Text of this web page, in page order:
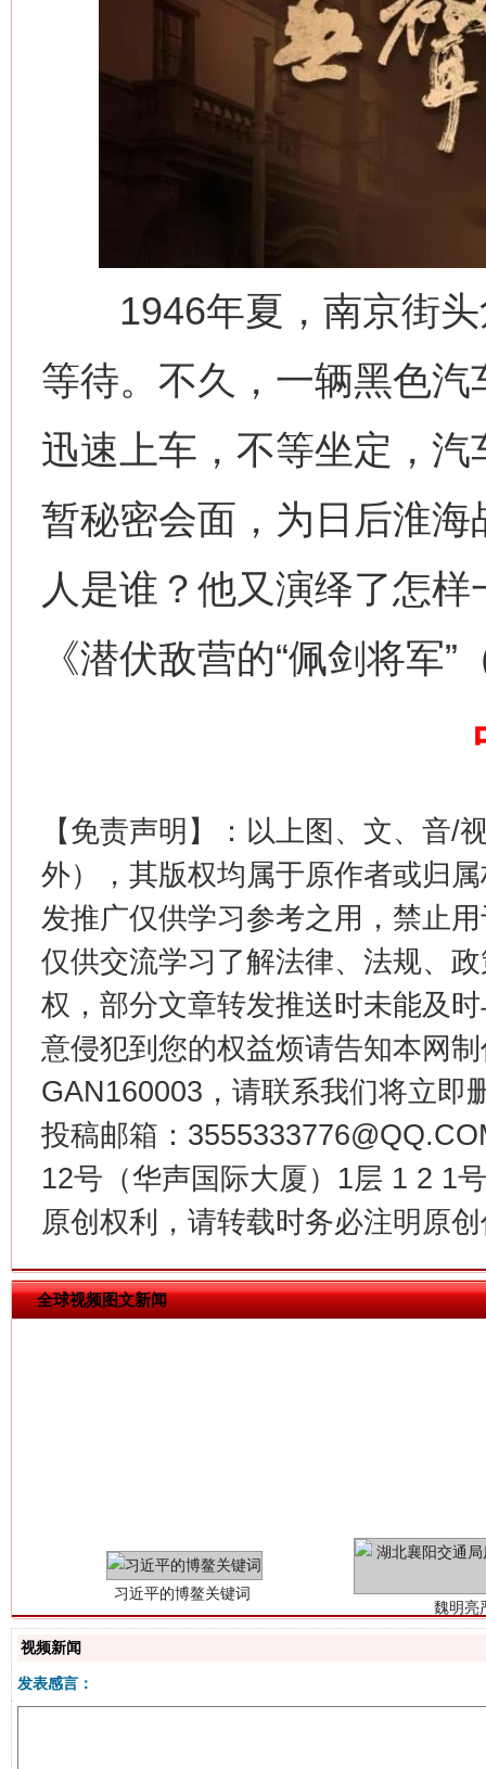
1946年夏，南京街头
等待。不久，一辆黑色
迅速上车，不等坐定，
暂秘密会面，为日后淮
人是谁？他又演绎了怎
《潜伏敌营的“佩剑将军”
【免责声明】：以上图、文、音/
外），其版权均属于原作者或归
发推广仅供学习参考之用，禁止
仅供交流学习了解法律、法规、
权，部分文章转发推送时未能及
意侵犯到您的权益烦请告知本网
GAN160003，请联系我们将立即
投稿邮箱：
12号（华声国际大厦）1层 1 2 1
原创权利，请转载时务必注明原
全球视频图文新闻
网上购药对药下症？
在谋一域中谋全局
今
视频新闻
发表感言：